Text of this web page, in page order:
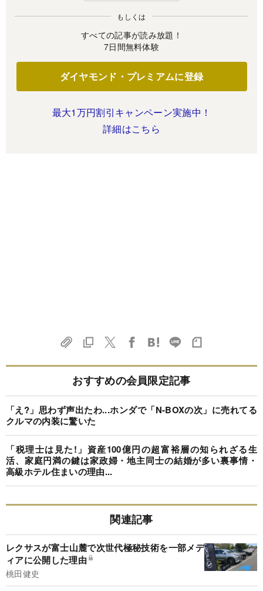
もしくは
すべての記事が読み放題！
7日間無料体験
ダイヤモンド・プレミアムに登録
最大1万円割引キャンペーン実施中！
詳細はこちら
おすすめの会員限定記事
「え?」思わず声出たわ...ホンダで「N-BOXの次」に売れてる
クルマの内装に驚いた
「税理士は見た!」資産100億円の超富裕層の知られざる生
活、家庭円満の鍵は家政婦・地主同士の結婚が多い裏事情・
高級ホテル住まいの理由...
関連記事
レクサスが富士山麓で次世代極秘技術を一部メデ
ィアに公開した理由
桃田健史